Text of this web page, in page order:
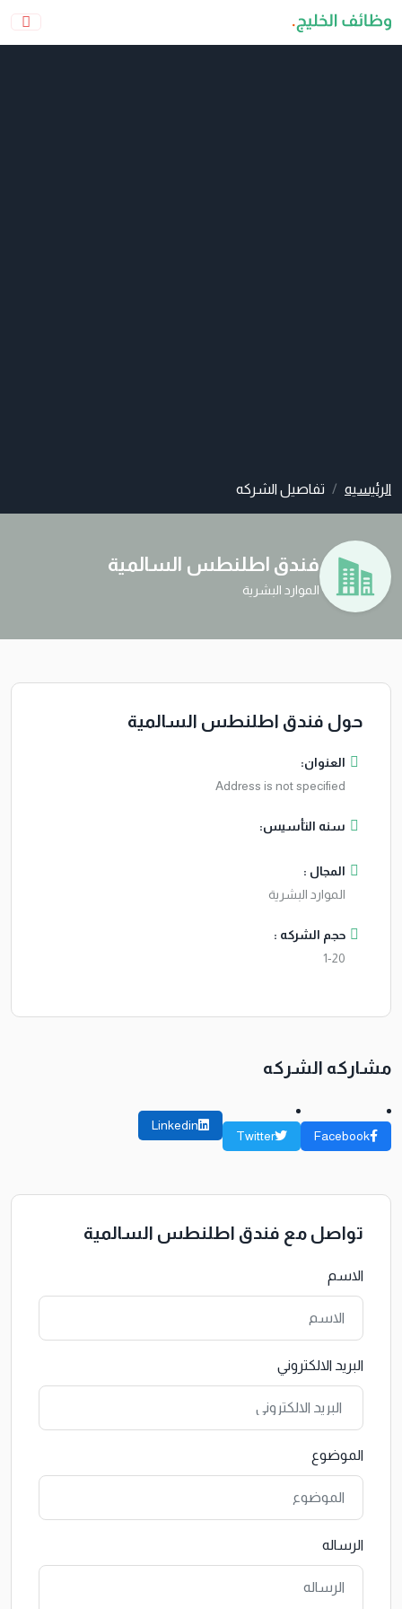
الرئيسيه تفاصيل الشركه
فندق اطلنطس السالمية
الموارد البشرية
حول فندق اطلنطس السالمية
العنوان:
Address is not specified
سنه التأسيس:
المجال :
الموارد البشرية
حجم الشركه :
1-20
مشاركه الشركه
Facebook
Twitter
Linkedin
تواصل مع فندق اطلنطس السالمية
الاسم
البريد الالكتروني
الموضوع
الرساله